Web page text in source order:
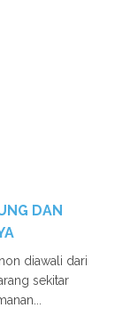
DAN
diawali dari
sekitar